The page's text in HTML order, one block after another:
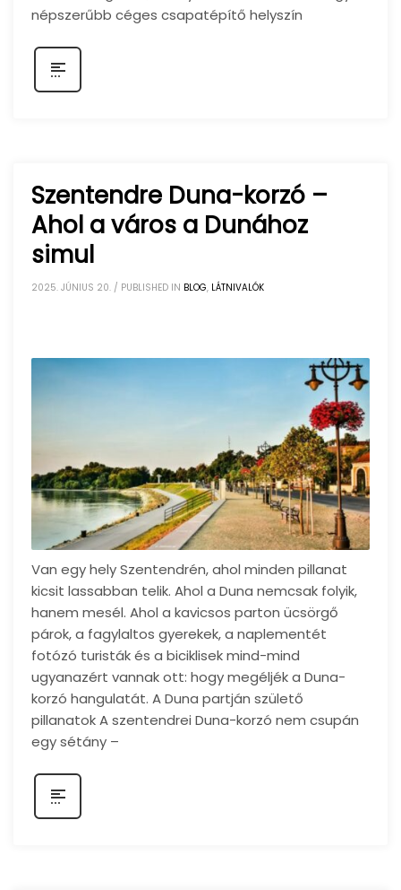
népszerűbb céges csapatépítő helyszín
Szentendre Duna-korzó –
Ahol a város a Dunához
simul
2025. JÚNIUS 20. / PUBLISHED IN BLOG, LÁTNIVALÓK
Van egy hely Szentendrén, ahol minden pillanat
kicsit lassabban telik. Ahol a Duna nemcsak folyik,
hanem mesél. Ahol a kavicsos parton ücsörgő
párok, a fagylaltos gyerekek, a naplementét
fotózó turisták és a biciklisek mind-mind
ugyanazért vannak ott: hogy megéljék a Duna-
korzó hangulatát. A Duna partján születő
pillanatok A szentendrei Duna-korzó nem csupán
egy sétány –